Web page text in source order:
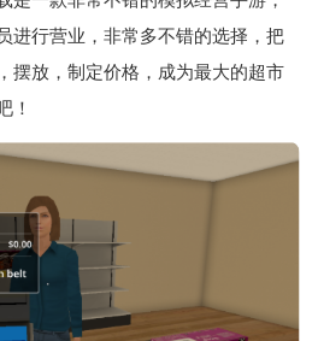
进行营业，非常多不错的选择，把
摆放，制定价格，成为最大的超市
！